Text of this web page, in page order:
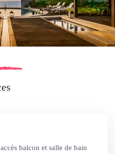
balcon et salle de bain